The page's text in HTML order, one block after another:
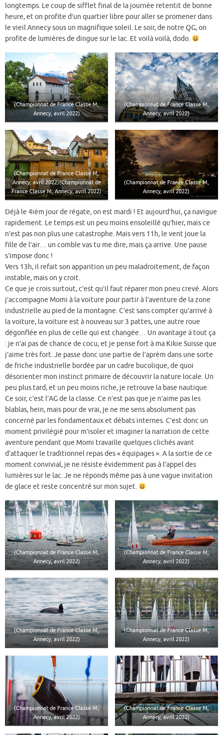
longtemps. Le coup de sifflet final de la journée retentit de bonne
heure, et on profite d’un quartier libre pour aller se promener dans
le vieil Annecy sous un magnifique soleil. Le soir, de notre QG, on
profite de lumières de dingue sur le lac. Et voilà voilà, dodo.
(Championnat de France Classe M,
Annecy, avril 2022)
(Championnat de France Classe M,
Annecy, avril 2022)
(Championnat de France Classe M,
Annecy, avril 2022)(Championnat de
France Classe M, Annecy, avril 2022)
(Championnat de France Classe M,
Annecy, avril 2022)
Déjà le 4ièm jour de régate, on est mardi ! Et aujourd’hui, ça navigue
rapidement. Le temps est un peu moins ensoleillé qu’hier, mais ce
n’est pas non plus une catastrophe. Mais vers 11h, le vent joue la
fille de l’air… un comble vas tu me dire, mais ça arrive. Une pause
s’impose donc !
Vers 13h, il refait son apparition un peu maladroitement, de façon
instable, mais on y croit.
Ce que je crois surtout, c’est qu’il faut réparer mon pneu crevé. Alors
j’accompagne Momi à la voiture pour partir à l’aventure de la zone
industrielle au pied de la montagne. C’est sans compter qu’arrivé à
la voiture, la voiture est à nouveau sur 3 pattes, une autre roue
dégonflée en plus de celle qui est changée… Un avantage à tout ça
: je n’ai pas de chance de cocu, et je pense fort à ma Kikie Suisse que
j’aime très fort. Je passe donc une partie de l’aprèm dans une sorte
de friche industrielle bordée par un cadre bucolique, de quoi
désorienter mon instinct primaire de découvrir la nature locale. Un
peu plus tard, et un peu moins riche, je retrouve la base nautique.
Ce soir, c’est l’AG de la classe. Ce n’est pas que je n’aime pas les
blablas, hein, mais pour de vrai, je ne me sens absolument pas
concerné par les fondamentaux et débats internes. C’est donc un
moment privilégié pour m’isoler et imaginer la narration de cette
aventure pendant que Momi travaille quelques clichés avant
d’attaquer le traditionnel repas des « équipages ». A la sortie de ce
moment convivial, je ne résiste évidemment pas à l’appel des
lumières sur le lac. Je ne réponds même pas à une vague invitation
de glace et reste concentré sur mon sujet.
(Championnat de France Classe M,
Annecy, avril 2022)
(Championnat de France Classe M,
Annecy, avril 2022)
(Championnat de France Classe M,
Annecy, avril 2022)
(Championnat de France Classe M,
Annecy, avril 2022)
(Championnat de France Classe M,
Annecy, avril 2022)
(Championnat de France Classe M,
Annecy, avril 2022)